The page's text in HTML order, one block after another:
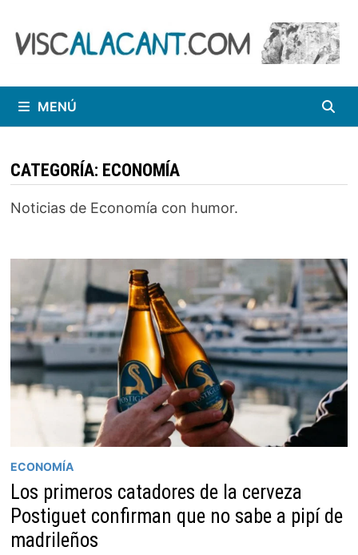
contenido
MENÚ
CATEGORÍA: ECONOMÍA
Noticias de Economía con humor.
ECONOMÍA
Los primeros catadores de la cerveza
Postiguet confirman que no sabe a pipí de
madrileños